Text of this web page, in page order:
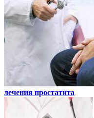
лечения простатита